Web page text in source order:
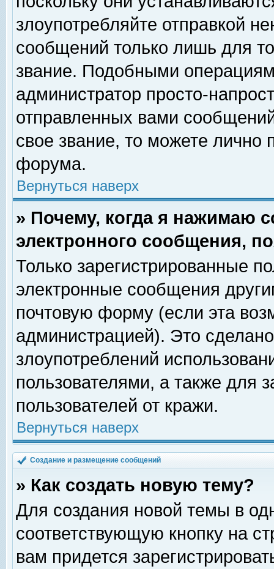
злоупотребляйте отправкой
сообщений только лишь для
звание. Подобными
администратор просто-
отправленных вами
свое звание, то можете лично
форума.
Вернуться наверх
» Почему, когда я нажимаю
электронного сообщения,
Только зарегистрированные
электронные сообщения
почтовую форму (если эта
администрацией). Это
злоупотреблений
пользователями, а также для
пользователей от кражи.
Вернуться наверх
Создание и размещение сообщений
» Как создать новую тему?
Для создания новой темы в
соответствующую кнопку на
вам придется